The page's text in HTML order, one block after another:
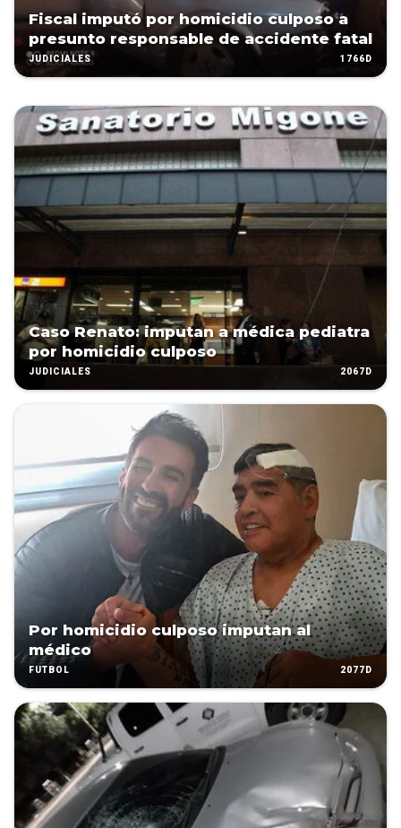
Fiscal imputó por homicidio culposo a
presunto responsable de accidente fatal
JUDICIALES 1766D
Caso Renato: imputan a médica pediatra
por homicidio culposo
JUDICIALES 2067D
Por homicidio culposo imputan al
médico
FÚTBOL 2077D